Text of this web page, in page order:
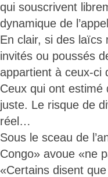
qui souscrivent
dynamique de
En clair, si des laïcs
invités ou poussés
appartient à ceux-ci
Ceux qui ont estimé
juste. Le risque de
réel…
Sous le sceau de
Congo» avoue «ne
«Certains disent